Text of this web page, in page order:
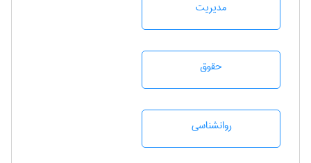
مديريت
حقوق
روانشناسی